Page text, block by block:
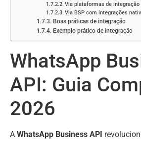
Via plataformas de integração
Via BSP com integrações
Boas práticas de integração
Exemplo prático de integração
WhatsApp
API: Guia
2026
A WhatsApp Business API